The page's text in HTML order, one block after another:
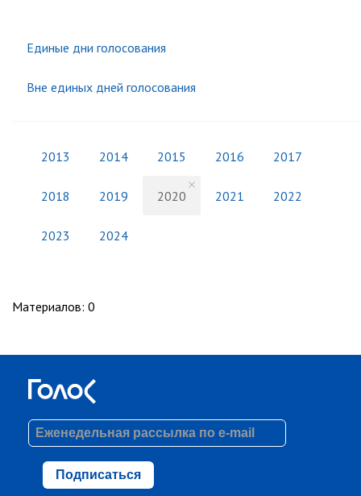
Единые дни голосования
Вне единых дней голосования
2013 2014 2015 2016 2017
2018 2019 2020 2021 2022
2023 2024
Материалов: 0
Подписаться